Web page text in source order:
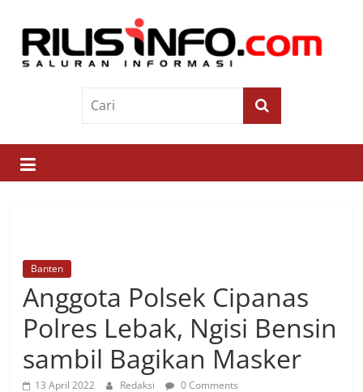
contentRilis
Saluran
Informasi
Banten
Anggota Polsek Cipanas
Polres Lebak, Ngisi Bensin
sambil Bagikan Masker
13 April 2022 Redaksi 0 Comments